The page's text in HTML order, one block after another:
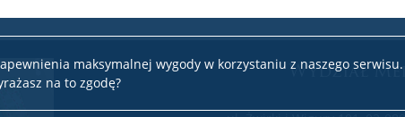
maksymalnej wygody w korzystaniu z naszego serwisu.
na to zgodę?
Wydział